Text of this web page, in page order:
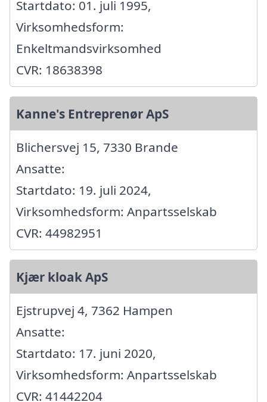
Startdato: 01. juli 1995,
Virksomhedsform:
Enkeltmandsvirksomhed
CVR: 18638398
Kanne's Entreprenør ApS
Blichersvej 15, 7330 Brande
Ansatte:
Startdato: 19. juli 2024,
Virksomhedsform: Anpartsselskab
CVR: 44982951
Kjær kloak ApS
Ejstrupvej 4, 7362 Hampen
Ansatte:
Startdato: 17. juni 2020,
Virksomhedsform: Anpartsselskab
CVR: 41442204